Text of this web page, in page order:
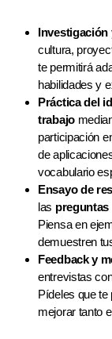
cultura,
te permitirá
habilidades y
Práctica del
trabajo
participación
de
vocabulario
Ensayo de
las
Piensa en
demuestren
Feedback y
entrevistas
Pídeles que
mejorar tanto